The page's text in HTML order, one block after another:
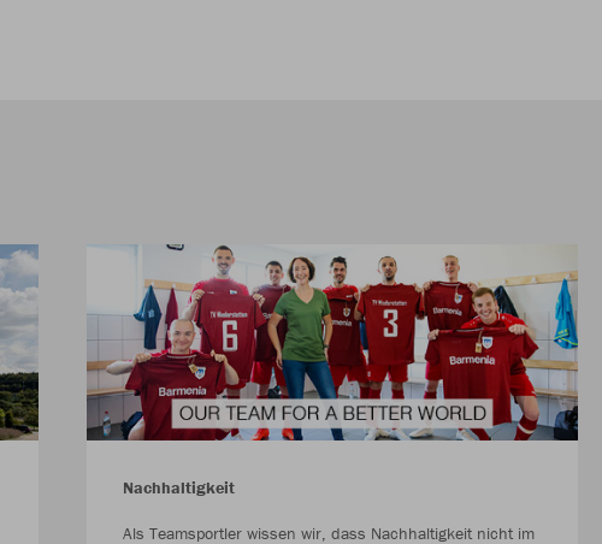
Nachhaltigkeit
Als Teamsportler wissen wir, dass Nachhaltigkeit nicht im